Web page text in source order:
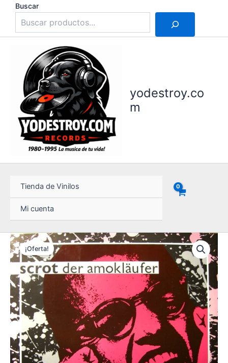
contenido
Buscar
yodestroy.co
m
Tienda de Vinilos
Mi cuenta
¡Oferta!